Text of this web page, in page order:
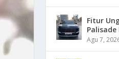
Fitur
Agu 7,